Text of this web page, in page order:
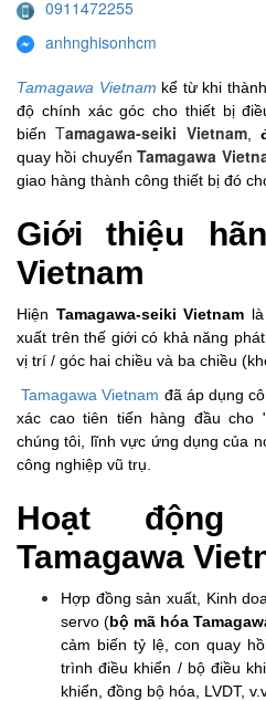
0911472255
anhnghisonhcm
Tamagawa Vietnam kể từ khi
độ chính xác góc cho thiết bị
biếnTamagawa-seiki Vietnam,
quay hồi chuyểnTamagawa
giao hàng thành công thiết bị đó
Giới thiệu
Vietnam
Hiện Tamagawa-seiki Vietnam
xuất trên thế giới có khả năng
vị trí / góc hai chiều và ba chiều
Tamagawa Vietnam đã áp dụng
xác cao tiên tiến hàng đầu cho
chúng tôi, lĩnh vực ứng dụng của
công nghiệp vũ trụ.
Hoạt động
Tamagawa
Hợp đồng sản xuất, Kinh
servo (bộ mã hóa
cảm biến tỷ lệ, con quay
trình điều khiển / bộ điều
khiển, đồng bộ hóa, LVDT,